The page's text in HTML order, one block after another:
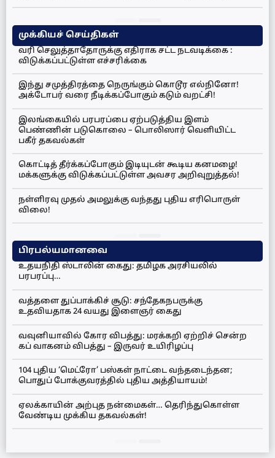
முக்கியச் செய்திகள்
வரி செலுத்தாதோருக்கு எதிராக சட்ட நடவடிக்கை :
விடுக்கப்பட்டுள்ள எச்சரிக்கை
இந்து சமுத்திரத்தை நெருங்கும் கொடூர எல்நினோ!
அக்டோபர் வரை நீடிக்கப்போகும் கடும் வறட்சி!
இலங்கையில் பரபரப்பை ஏற்படுத்திய இளம்
பெண்ணின் படுகொலை – பொலிஸார் வெளியிட்ட
பகீர் தகவல்கள்
கொட்டித் தீர்க்கப்போகும் இடியுடன் கூடிய கனமழை!
மக்களுக்கு விடுக்கப்பட்டுள்ள அவசர அறிவுறுத்தல்!
நள்ளிரவு முதல் அமலுக்கு வந்தது புதிய எரிபொருள்
விலை!
பிரபல்யமானவை
உதயநிதி ஸ்டாலின் கைது: தமிழக அரசியலில்
பரபரப்பு…
வத்தளை துப்பாக்கிச் சூடு: சந்தேகநபருக்கு
உதவியதாக 24 வயது இளைஞர் கைது
வவுனியாவில் கோர விபத்து: மரக்கறி ஏற்றிச் சென்ற
கப் வாகனம் விபத்து – இருவர் உயிரிழப்பு
104 புதிய ‘மெட்ரோ’ பஸ்கள் நாட்டை வந்தடைந்தன;
பொதுப் போக்குவரத்தில் புதிய அத்தியாயம்!
ஏலக்காயின் அற்புத நன்மைகள்… தெரிந்துகொள்ள
வேண்டிய முக்கிய தகவல்கள்!